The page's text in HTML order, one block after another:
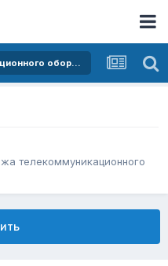
Покупка и продажа телекоммуникационного оборудования
телекоммуникационного